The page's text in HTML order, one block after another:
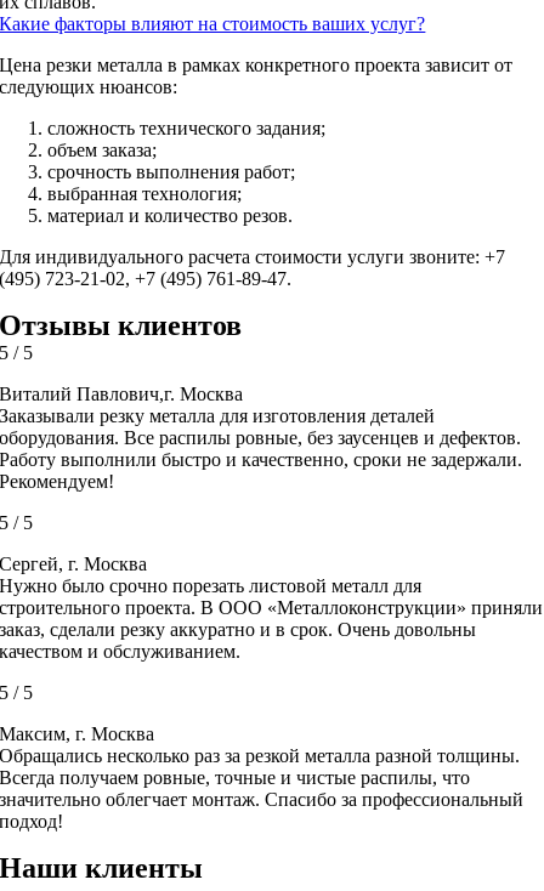
Какие факторы влияют на стоимость ваших услуг?
Цена резки металла в рамках конкретного проекта зависит от
следующих нюансов:
сложность технического задания;
объем заказа;
срочность выполнения работ;
выбранная технология;
материал и количество резов.
Для индивидуального расчета стоимости услуги звоните: +7
(495) 723-21-02, +7 (495) 761-89-47.
Отзывы клиентов
5 / 5
Виталий Павлович,г. Москва
Заказывали резку металла для изготовления деталей
оборудования. Все распилы ровные, без заусенцев и дефектов.
Работу выполнили быстро и качественно, сроки не задержали.
Рекомендуем!
5 / 5
Сергей, г. Москва
Нужно было срочно порезать листовой металл для
строительного проекта. В ООО «Металлоконструкции» приняли
заказ, сделали резку аккуратно и в срок. Очень довольны
качеством и обслуживанием.
5 / 5
Максим, г. Москва
Обращались несколько раз за резкой металла разной толщины.
Всегда получаем ровные, точные и чистые распилы, что
значительно облегчает монтаж. Спасибо за профессиональный
подход!
Наши клиенты